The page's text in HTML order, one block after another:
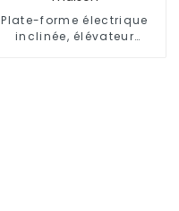
Plate-forme électrique
inclinée, élévateur